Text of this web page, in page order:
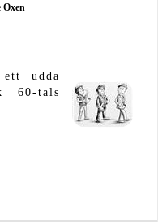
Oxen
udda
60-tals